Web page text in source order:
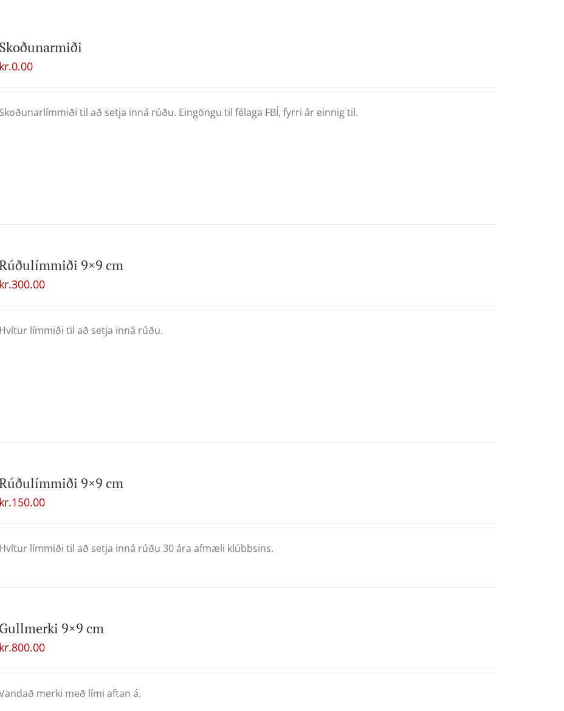
Skoðunarmiði
kr.0.00
Skoðunarlímmiði til að setja inná rúðu. Eingöngu til félaga FBÍ, fyrri ár einnig til.
9×9 cm
kr.300.00
Hvítur límmiði til að setja inná rúðu.
9×9 cm
kr.150.00
Hvítur límmiði til að setja inná rúðu 30 ára afmæli klúbbsins.
Gullmerki 9×9 cm
kr.800.00
merki með lími aftan á.